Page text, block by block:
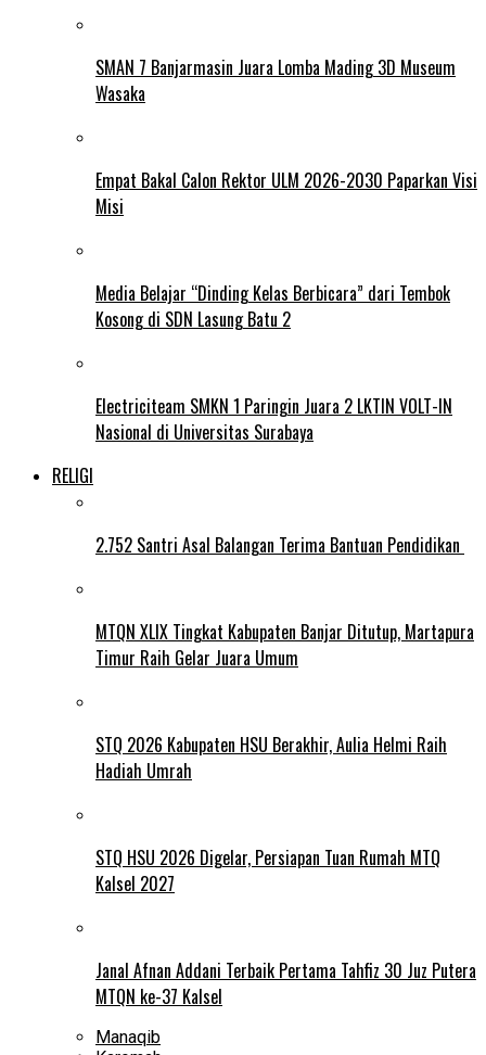
SMAN 7 Banjarmasin Juara Lomba Mading 3D Museum
Wasaka
Empat Bakal Calon Rektor ULM 2026-2030 Paparkan Visi
Misi
Media Belajar “Dinding Kelas Berbicara” dari Tembok
Kosong di SDN Lasung Batu 2
Electriciteam SMKN 1 Paringin Juara 2 LKTIN VOLT-IN
Nasional di Universitas Surabaya
RELIGI
2.752 Santri Asal Balangan Terima Bantuan Pendidikan
MTQN XLIX Tingkat Kabupaten Banjar Ditutup, Martapura
Timur Raih Gelar Juara Umum
STQ 2026 Kabupaten HSU Berakhir, Aulia Helmi Raih
Hadiah Umrah
STQ HSU 2026 Digelar, Persiapan Tuan Rumah MTQ
Kalsel 2027
Janal Afnan Addani Terbaik Pertama Tahfiz 30 Juz Putera
MTQN ke-37 Kalsel
Manaqib